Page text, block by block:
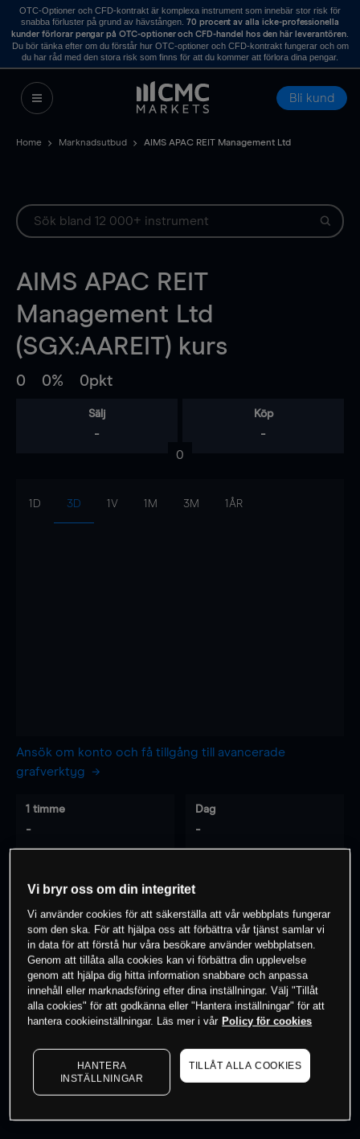
OTC-Optioner och CFD-kontrakt är komplexa instrument som innebär stor risk för
snabba förluster på grund av hävstången. 70 procent av alla icke-professionella
kunder förlorar pengar på OTC-optioner och CFD-handel hos den här leverantören.
Du bör tänka efter om du förstår hur OTC-optioner och CFD-kontrakt fungerar och om
du har råd med den stora risk som finns för att du kommer att förlora dina pengar.
Bli kund
Home Marknadsutbud AIMS APAC REIT Management Ltd
AIMS APAC REIT
Management Ltd
(SGX:AAREIT) kurs
0 0% 0pkt
Sälj
-
Köp
-
0
1D 3D 1V 1M 3M 1ÅR
Ansök om konto och få tillgång till avancerade
grafverktyg
1 timme
-
Dag
-
- -
0% av kunderna har enposition i detta
instrument
Vi bryr oss om din integritet
Vi använder cookies för att säkerställa att vår webbplats fungerar
som den ska. För att hjälpa oss att förbättra vår tjänst samlar vi
in data för att förstå hur våra besökare använder webbplatsen.
Genom att tillåta alla cookies kan vi förbättra din upplevelse
genom att hjälpa dig hitta information snabbare och anpassa
innehåll eller marknadsföring efter dina inställningar. Välj "Tillåt
alla cookies" för att godkänna eller "Hantera inställningar" för att
hantera cookieinställningar. Läs mer i vår Policy för cookies
HANTERA
INSTÄLLNINGAR
TILLÅT ALLA COOKIES